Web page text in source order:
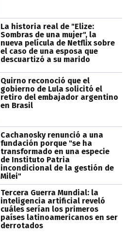
La historia real de "Elize:
Sombras de una mujer", la
nueva película de Netflix sobre
el caso de una esposa que
descuartizó a su marido
Quirno reconoció que el
gobierno de Lula solicitó el
retiro del embajador argentino
en Brasil
Cachanosky renunció a una
fundación porque "se ha
transformado en una especie
de Instituto Patria
incondicional de la gestión de
Milei"
Tercera Guerra Mundial: la
inteligencia artificial reveló
cuáles serían los primeros
países latinoamericanos en ser
derrotados